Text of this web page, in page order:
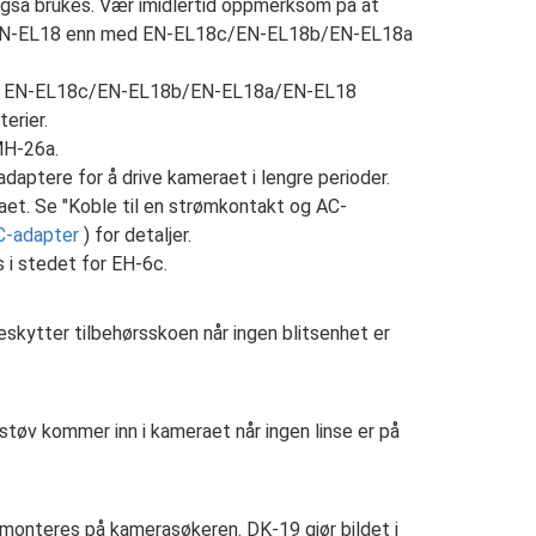
brukes. Vær imidlertid oppmerksom på at
enn med EN-EL18c/EN-EL18b/EN-EL18a
EL18c/EN-EL18b/EN-EL18a/EN-EL18
26a.
for å drive kameraet i lengre perioder.
Se "Koble til en strømkontakt og AC-
adapter ) for detaljer.
i stedet for EH-6c.
tilbehørsskoen når ingen blitsenhet er
kommer inn i kameraet når ingen linse er på
på kamerasøkeren. DK-19 gjør bildet i